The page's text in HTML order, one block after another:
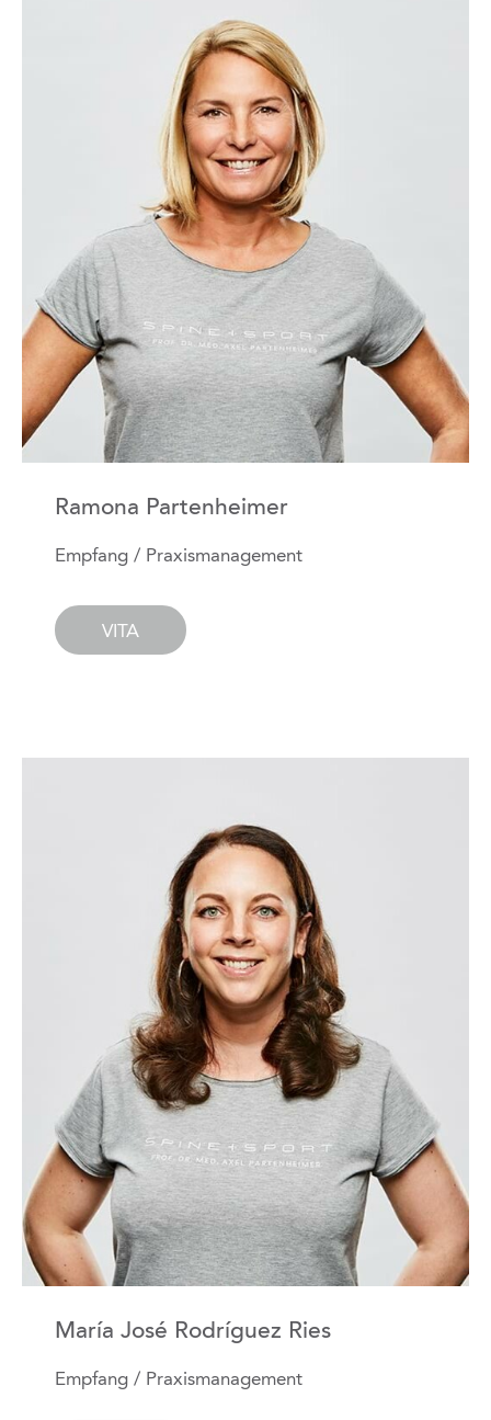
Ramona Partenheimer
Empfang / Praxismanagement
VITA
María José Rodríguez Ries
Empfang / Praxismanagement